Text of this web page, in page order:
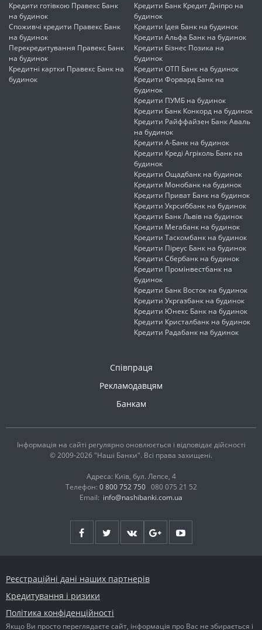
Кредити готівкою Правекс Банк
на будинок
Споживчі кредити Правекс Банк
на будинок
Перекредитування Правекс Банк
на будинок
Кредитні картки Правекс Банк на
будинок
Кредити Банк Кредит Дніпро на
будинок
Кредити Ідея Банк на будинок
Кредити Альфа Банк на будинок
Кредити Бізнес Позика на
будинок
Кредити ОТП Банк на будинок
Кредити Форвард Банк на
будинок
Кредити ПУМБ на будинок
Кредити Банк Конкорд на будинок
Кредити Райффайзен Банк Аваль
на будинок
Кредити А-Банк на будинок
Кредити Креді Агріколь Банк на
будинок
Кредити Ощадбанк на будинок
Кредити Монобанк на будинок
Кредити Приват Банк на будинок
Кредити Укрсиббанк на будинок
Кредити Банк Львів на будинок
Кредити Мегабанк на будинок
Кредити Таскомбанк на будинок
Кредити Піреус Банк на будинок
Кредити Сбербанк на будинок
Кредити Промінвестбанк на
будинок
Кредити Банк Восток на будинок
Кредити Укргазбанк на будинок
Кредити Юнекс Банк на будинок
Кредити Кристалбанк на будинок
Кредити Радабанк на будинок
Співпраця
Рекламодавцям
Банкам
Інформація на сайті регулярно оновлюється і відповідає дійсності
© 2009-2026 "Наші Банки". Всі права захищені.
Адреса: Київ, бул. Лепсе, 4
Телефон: 0 800 752 750 080 075 21 52
Email: info@nashibanki.com.ua
Реєстраційні дані наших партнерів
Кредитування і ризики
Політика конфіденційності
Якщо Ви просто переглядаєте сайт, інформація про Вас не збирається і